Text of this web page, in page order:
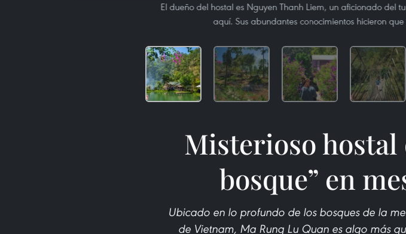
El dueño del hostal es Nguyen Thanh Liem, un aficionado del
aquí. Sus abundantes conocimientos hicieron
Misterioso hostal
bosque” en
Ubicado en lo profundo de los bosques de la
de Vietnam, Ma Rung Lu Quan es algo más